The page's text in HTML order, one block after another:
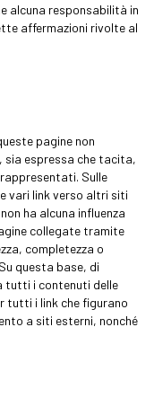
alcuna responsabilità in
affermazioni rivolte al
pagine non
sia espressa che tacita,
Sulle
vari link verso altri siti
ha alcuna influenza
collegate tramite
completezza o
questa base, di
tutti i contenuti delle
tutti i link che figurano
a siti esterni, nonché